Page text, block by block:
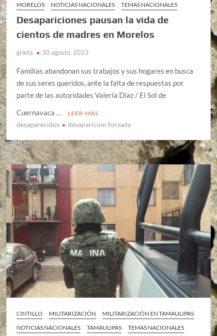
MORELOS
NOTICIAS NACIONALES TEMAS NACIONALES
Desapariciones pausan la vida de
cientos de madres en Morelos
grieta 30 agosto, 2023
Familias abandonan sus trabajos y sus hogares en busca
de sus seres queridos, ante la falta de respuestas por
parte de las autoridades Valeria Díaz / El Sol de
Cuernavaca …
LEER MÁS
desaparecidos desaparicion forzada
CINTILLO MILITARIZACIÓN
MILITARIZACIÓN EN TAMAULIPAS
NOTICIAS NACIONALES
TAMAULIPAS TEMAS NACIONALES